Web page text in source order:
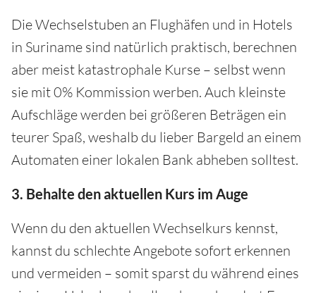
Die Wechselstuben an Flughäfen und in Hotels
in Suriname sind natürlich praktisch, berechnen
aber meist katastrophale Kurse – selbst wenn
sie mit 0% Kommission werben. Auch kleinste
Aufschläge werden bei größeren Beträgen ein
teurer Spaß, weshalb du lieber Bargeld an einem
Automaten einer lokalen Bank abheben solltest.
3. Behalte den aktuellen Kurs im Auge
Wenn du den aktuellen Wechselkurs kennst,
kannst du schlechte Angebote sofort erkennen
und vermeiden – somit sparst du während eines